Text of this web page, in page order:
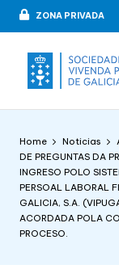
Skip
content
ZONA PRIVADA
v
e
n
d
Home Noticias
DE PREGUNTAS DA
INGRESO POLO
PERSOAL LABORAL
GALICIA, S.A.
ACORDADA POLA
PROCESO.